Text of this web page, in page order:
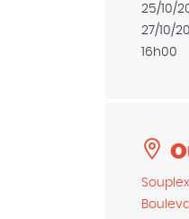
25/10/
27/10/
16h00
Souplex